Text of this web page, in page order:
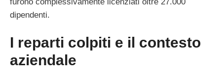
dipendenti.
I reparti colpiti e il contesto
aziendale